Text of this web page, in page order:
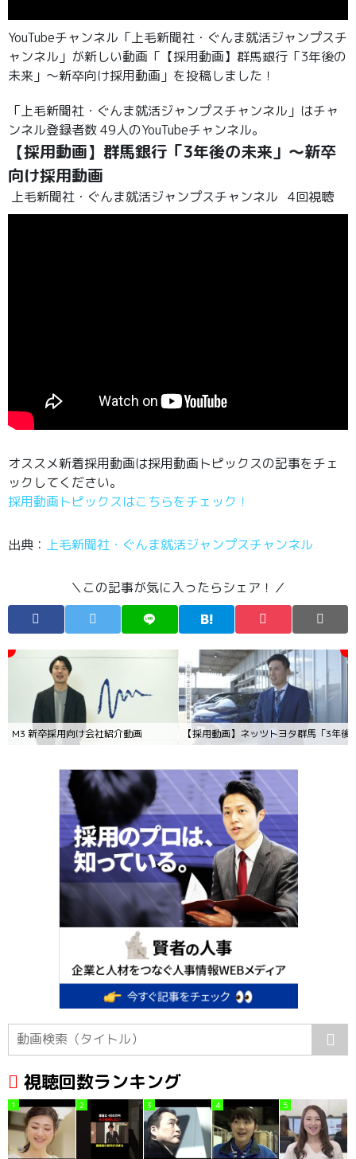
YouTubeチャンネル「上毛新聞社・ぐんま就活ジャンプスチ
ャンネル」が新しい動画「【採用動画】群馬銀行「3年後の
未来」～新卒向け採用動画」を投稿しました！
「上毛新聞社・ぐんま就活ジャンプスチャンネル」はチャ
ンネル登録者数 49人のYouTubeチャンネル。
【採用動画】群馬銀行「3年後の未来」～新卒
向け採用動画
上毛新聞社・ぐんま就活ジャンプスチャンネル 4回視聴
オススメ新着採用動画は採用動画トピックスの記事をチェ
ックしてください。
採用動画トピックスはこちらをチェック！
出典： 上毛新聞社・ぐんま就活ジャンプスチャンネル
＼この記事が気に入ったらシェア！／
【採用動画】ネッツトヨタ群馬「3年
M3 新卒採用向け会社紹介動画
視聴回数ランキング
1 2 3 4 5